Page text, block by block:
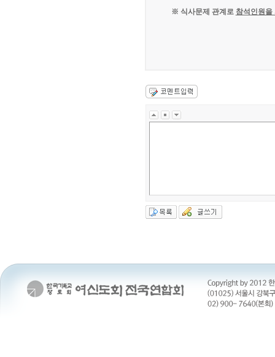
※ 식사문제 관계로 참석인원